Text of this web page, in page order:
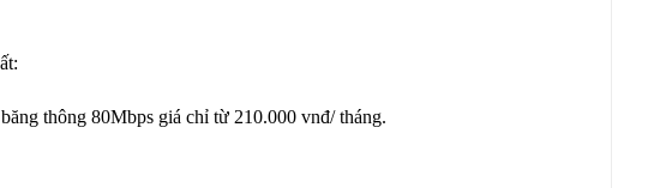
thông 80Mbps giá chỉ từ 210.000 vnđ/ tháng.